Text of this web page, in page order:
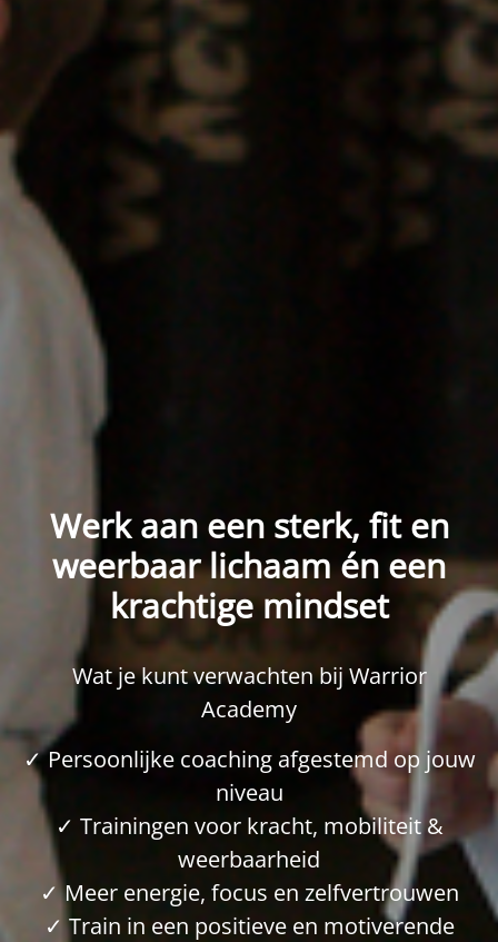
Werk aan een sterk, fit en
weerbaar lichaam én een
krachtige mindset
Wat je kunt verwachten bij Warrior
Academy
✓ Persoonlijke coaching afgestemd op jouw
niveau
✓ Trainingen voor kracht, mobiliteit &
weerbaarheid
✓ Meer energie, focus en zelfvertrouwen
✓ Train in een positieve en motiverende